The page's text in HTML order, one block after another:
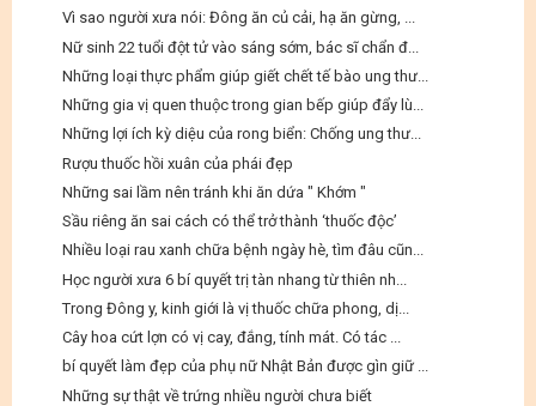
Vì sao người xưa nói: Đông ăn củ cải, hạ ăn gừng, ...
Nữ sinh 22 tuổi đột tử vào sáng sớm, bác sĩ chẩn đ...
Những loại thực phẩm giúp giết chết tế bào ung thư...
Những gia vị quen thuộc trong gian bếp giúp đẩy lù...
Những lợi ích kỳ diệu của rong biển: Chống ung thư...
Rượu thuốc hồi xuân của phái đẹp
Những sai lầm nên tránh khi ăn dứa " Khớm "
Sầu riêng ăn sai cách có thể trở thành ‘thuốc độc’
Nhiều loại rau xanh chữa bệnh ngày hè, tìm đâu cũn...
Học người xưa 6 bí quyết trị tàn nhang từ thiên nh...
Trong Đông y, kinh giới là vị thuốc chữa phong, dị...
Cây hoa cứt lợn có vị cay, đắng, tính mát. Có tác ...
bí quyết làm đẹp của phụ nữ Nhật Bản được gìn giữ ...
Những sự thật về trứng nhiều người chưa biết